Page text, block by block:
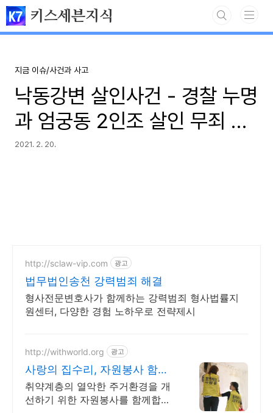
본문 바로가기
키스세븐지식
지금 이슈/사건과 사고
낙동강변 살인사건 - 경찰 누명
과 엄궁동 2인조 살인 무죄 진
범 정리
2021. 2. 20.
http://sclaw-vip.com 광고
법무법인송천 강력범죄 해결
형사전문변호사가 함께하는 강력범죄 형사법률지
원센터, 다양한 경험 노하우로 전략제시
http://withworld.org 광고
사랑의 집수리, 자원봉사 함께
웃는세상 만들기
취약계층의 열악한 주거환경을 개
선하기 위한 자원봉사를 함께합니